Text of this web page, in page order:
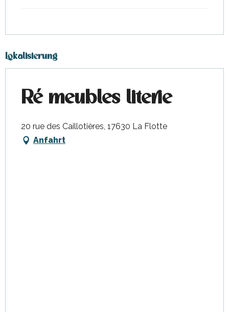
Lokalisierung
Ré meubles literie
20 rue des Caillotières, 17630 La Flotte
Anfahrt